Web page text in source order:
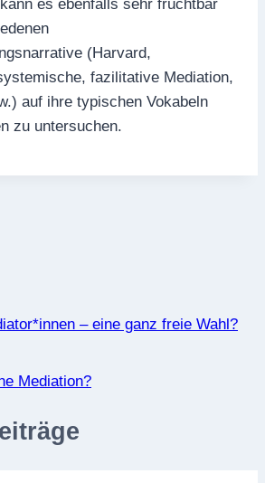
es ebenfalls sehr fruchtbar
(Harvard,
fazilitative Mediation,
auf ihre typischen Vokabeln
zu untersuchen.
– eine ganz freie Wahl?
Mediation?